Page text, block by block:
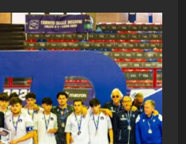
in Podcast
in Podcast: 28^ Puntata
Aprile 2026)